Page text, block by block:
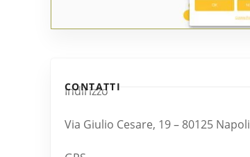
CONTATTI
Indirizzo
Via Giulio Cesare, 19 – 80125 Napoli